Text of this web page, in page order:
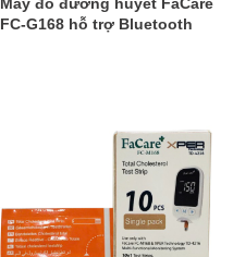
FC-G168 hỗ trợ Bluetooth